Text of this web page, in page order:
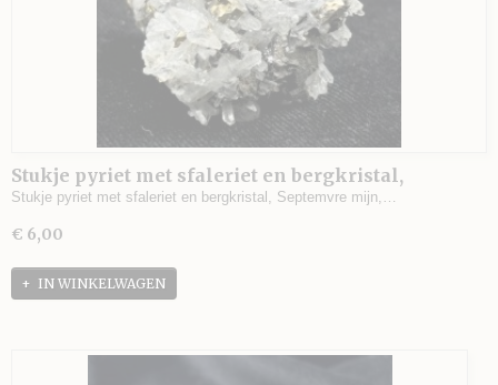
Stukje pyriet met sfaleriet en bergkristal,
Septemvre mijn, Madan, Bulgarije - 31 gram - 4,5 x
Stukje pyriet met sfaleriet en bergkristal, Septemvre mijn,…
€ 6,00
IN WINKELWAGEN